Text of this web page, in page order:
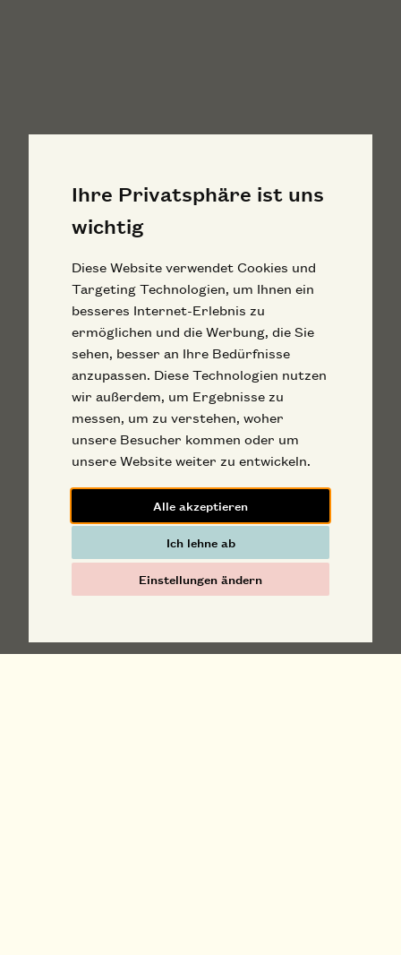
Ihre Privatsphäre ist uns
wichtig
Diese Website verwendet Cookies und
Targeting Technologien, um Ihnen ein
besseres Internet-Erlebnis zu
ermöglichen und die Werbung, die Sie
sehen, besser an Ihre Bedürfnisse
anzupassen. Diese Technologien nutzen
wir außerdem, um Ergebnisse zu
messen, um zu verstehen, woher
unsere Besucher kommen oder um
unsere Website weiter zu entwickeln.
Alle akzeptieren
Ich lehne ab
Einstellungen ändern